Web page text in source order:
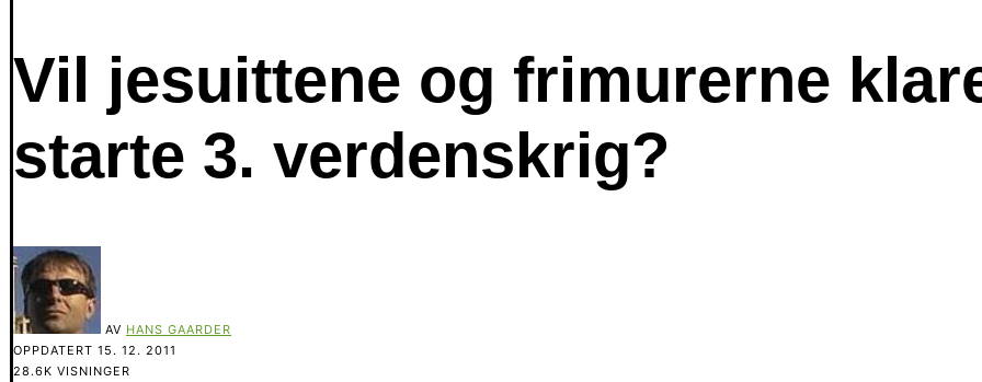
Vil jesuittene og frimurerne
starte 3. verdenskrig?
AV HANS GAARDER
OPPDATERT 15. 12. 2011
28.6K VISNINGER